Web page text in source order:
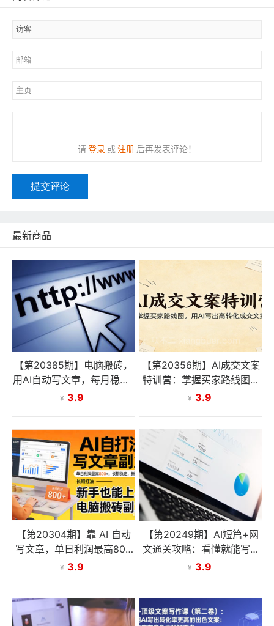
请登录 或 注册 后再发表评论！
提交评论
最新商品
【第20385期】电脑搬砖，
用AI自动写文章，每月稳赚1
-2W，免费提供接单渠道，
¥ 3.9
【第20356期】AI成交文案
特训营：掌握买家路线图，
用AI写出高转化成交文案
¥ 3.9
【第20304期】靠 AI 自动
写文章，单日利润最高800
+，长期打法，新手也能上
¥ 3.9
【第20249期】AI短篇+网
文通关攻略：看懂就能写、
写完就能过稿，让写作变现
¥ 3.9